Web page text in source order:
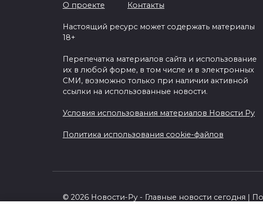
О проекте Контакты
Настоящий ресурс может содержать материалы
18+
Перепечатка материалов сайта и использование
их в любой форме, в том числе и в электронных
СМИ, возможно только при наличии активной
ссылки на использованные новости.
Условия использования материалов Новости Ру
Политика использования cookie-файлов
© 2026 Новости-Ру - Главные новости сегодня |